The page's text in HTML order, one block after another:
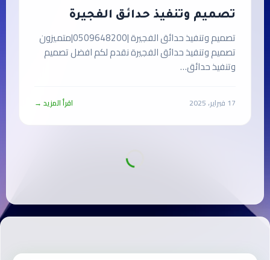
تصميم وتنفيذ حدائق الفجيرة
تصميم وتنفيذ حدائق الفجيرة |0509648200|متميزون
تصميم وتنفيذ حدائق الفجيرة نقدم لكم افضل تصميم
وتنفيذ حدائق…
17 فبراير، 2025 اقرأ المزيد →